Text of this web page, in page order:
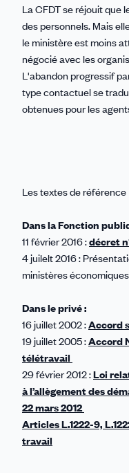
La CFDT se réjouit que
des personnels. Mais
le ministère est moins
négocié avec les
L'abandon progressif
type contactuel se
obtenues pour les
Les textes de référence
Dans la Fonction
11 février 2016 :décret
4 juilelt 2016 :
ministères
Dans le privé :
16 juillet 2002 :Accord
19 juillet 2005 :Accord
télétravail
29 février 2012 :Loi
à l’allègement des
22 mars 2012
Articles L.1222-9,
travail